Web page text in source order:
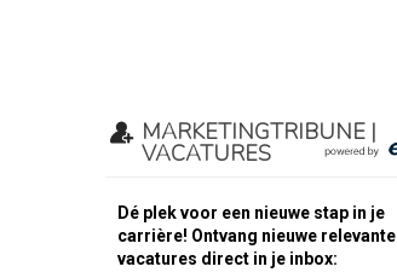
MARKETINGTRIBUNE |
VACATURES
Dé plek voor een nieuwe stap in je
carrière! Ontvang nieuwe relevante
vacatures direct in je inbox: